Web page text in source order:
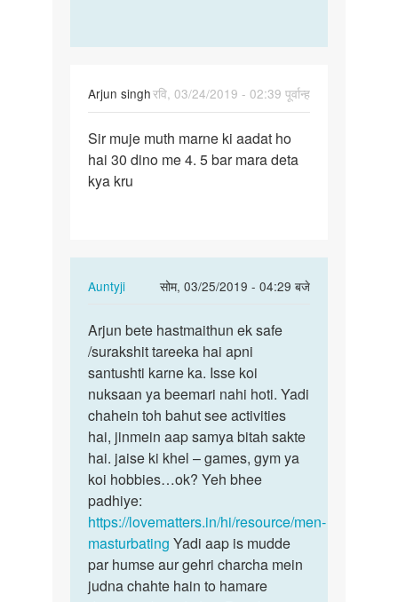
Arjun singhरवि, 03/24/2019 - 02:39 पूर्वान्ह
Sir
muje
muth
Sir muje muth marne ki aadat ho
hai 30 dino me 4. 5 bar mara deta
kya kru
Auntyji
सोम, 03/25/2019 - 04:29 बजे
In
to
Sir
muje
muth
marne
ki
aadat…
by
Arjun
singh
Arjun
bete
hastmaithun
ek…
Arjun bete hastmaithun ek safe
/surakshit tareeka hai apni
santushti karne ka. Isse koi
nuksaan ya beemari nahi hoti. Yadi
chahein toh bahut see activities
hai, jinmein aap samya bitah sakte
hai. jaise ki khel – games, gym ya
koi hobbies…ok? Yeh bhee
padhiye:
https://lovematters.in/hi/resource/men-
masturbating Yadi aap is mudde
par humse aur gehri charcha mein
judna chahte hain to hamare